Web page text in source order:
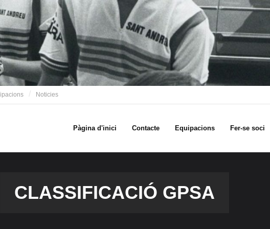
Noticies
Pàgina d'inici Contacte Equipacions Fer-se soci
CLASSIFICACIÓ GPSA